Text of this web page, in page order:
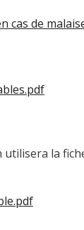
cas de
la